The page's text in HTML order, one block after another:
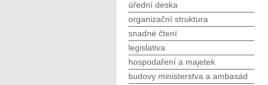
úřední deska
organizační struktura
snadné čtení
legislativa
hospodaření a majetek
budovy ministerstva a ambasád